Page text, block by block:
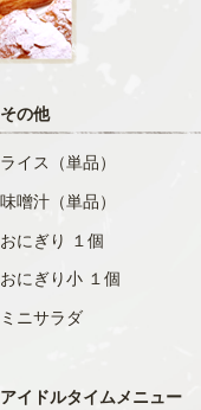
その他
ライス（単品）
味噌汁（単品）
おにぎり １個
おにぎり小 １個
ミニサラダ
アイドルタイムメニュー